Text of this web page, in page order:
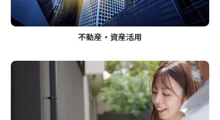
不動産・資産活用